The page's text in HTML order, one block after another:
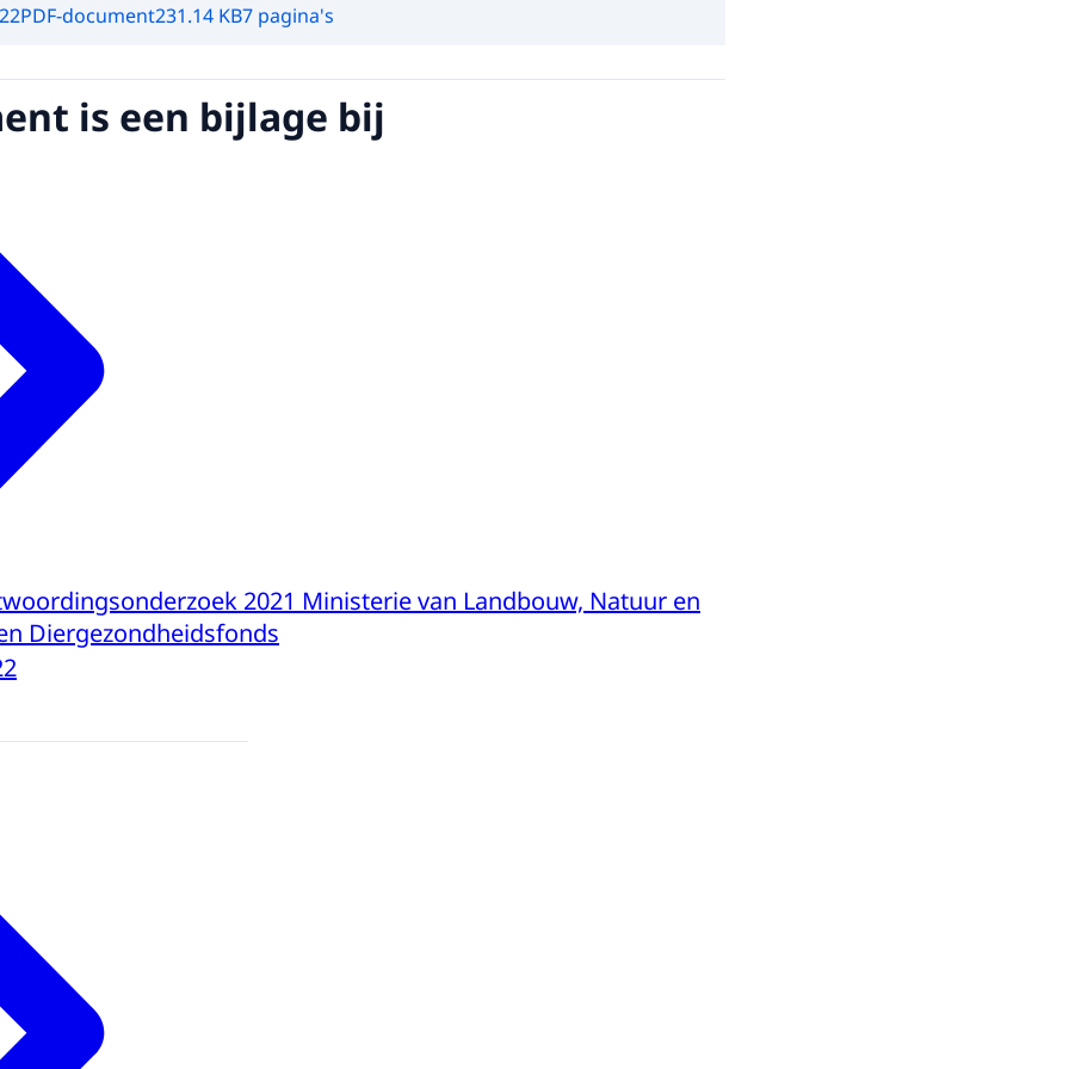
PDF-document231.14 KB7 pagina's
is een bijlage bij
2021 Ministerie van Landbouw, Natuur en
Diergezondheidsfonds